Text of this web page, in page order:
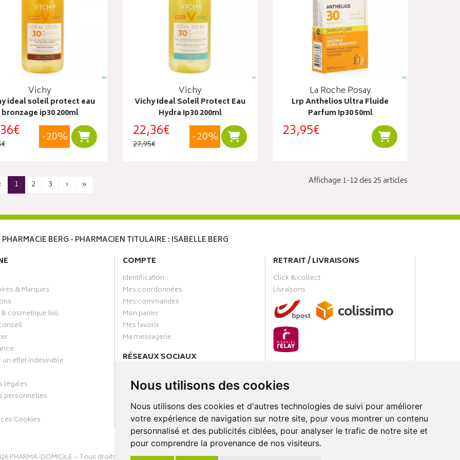
Nous utilisons des cookies
Nous utilisons des cookies et d'autres technologies de suivi pour améliorer
votre expérience de navigation sur notre site, pour vous montrer un contenu
personnalisé et des publicités ciblées, pour analyser le trafic de notre site et
pour comprendre la provenance de nos visiteurs.
Vichy
ideal soleil protect eau
bronzage ip30 200ml
-20% Ajouter au panier
Vichy
Vichy Ideal Soleil Protect Eau
Hydra Ip30 200ml
22,36€
27,95€ -20% Ajouter au panier
La Roche Posay
Lrp Anthelios Ultra Fluide
Parfum Ip30 50ml
23,95€ Ajouter au panier
1 2 3 › » Affichage 1-12 des 25 articles
PHARMACIE BERG - PHARMACIEN TITULAIRE : ISABELLE BERG
& Marques
cosmétique bio
effet indésirable
légales
personnelles
Cookies
COMPTE
Identification
Mes coordonnées
Mes commandes
Mon panier
Mes favoris
Ma messagerie
RÉSEAUX SOCIAUX
Annuaire des pharmacies
RETRAIT / LIVRAISONS
Click & collect
Livraisons
PHARMA-DOMICILE– Tous droits réservés –Apotekisto Pharmacie Cloud